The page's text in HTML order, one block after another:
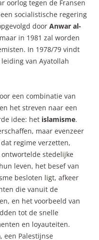
oorlog tegen de Fransen
socialistische regering
door Anwar al-
in 1981 zal worden
In 1978/79 vindt
van Ayatollah
een combinatie van
het streven naar een
idee: het islamisme.
maar evenzeer
regime verzetten,
stedelijke
leven, het besef van
besloten ligt, afkeer
die vanuit de
en het voorbeeld van
tot de snelle
en loyauteiten.
, een Palestijnse